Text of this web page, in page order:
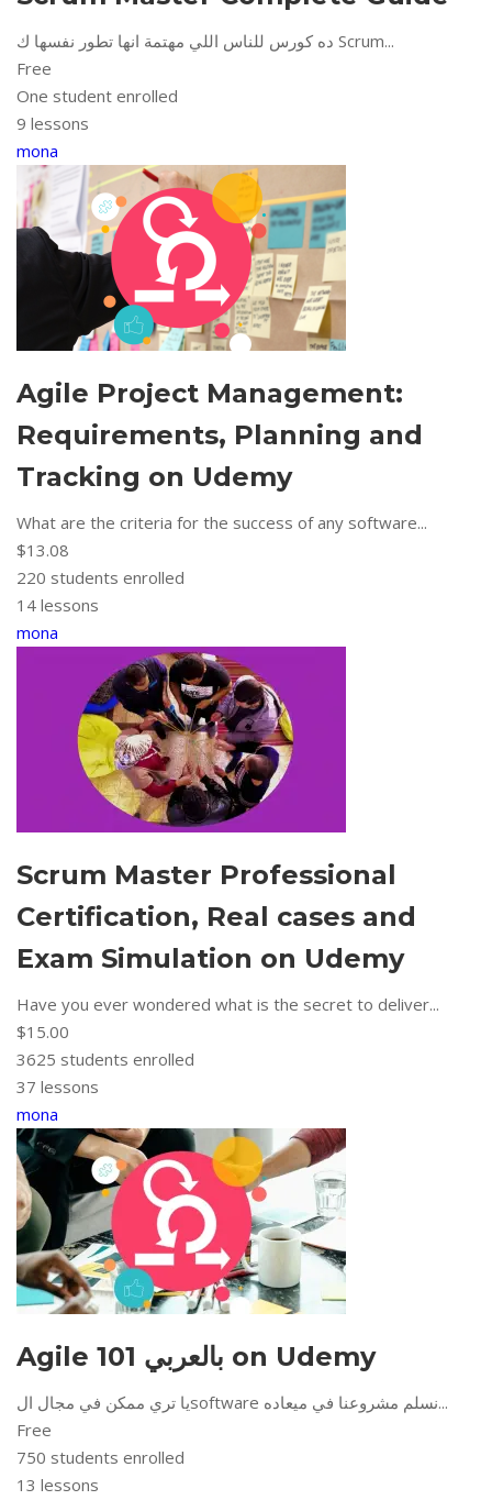
ده كورس للناس اللي مهتمة انها تطور نفسها ك Scrum...
Free
One student enrolled
9 lessons
mona
Agile Project Management:
Requirements, Planning and
Tracking on Udemy
What are the criteria for the success of any software...
$13.08
220 students enrolled
14 lessons
mona
Scrum Master Professional
Certification, Real cases and
Exam Simulation on Udemy
Have you ever wondered what is the secret to deliver...
$15.00
3625 students enrolled
37 lessons
mona
Agile 101 بالعربي on Udemy
يا تري ممكن في مجال الsoftware نسلم مشروعنا في ميعاده...
Free
750 students enrolled
13 lessons